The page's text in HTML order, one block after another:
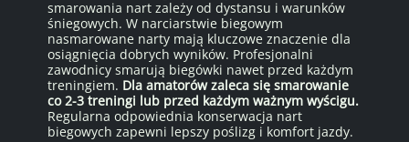
smarowania nart zależy od dystansu i warunków
śniegowych. W narciarstwie biegowym
nasmarowane narty mają kluczowe znaczenie dla
osiągnięcia dobrych wyników. Profesjonalni
zawodnicy smarują biegówki nawet przed każdym
treningiem. Dla amatorów zaleca się smarowanie
co 2-3 treningi lub przed każdym ważnym wyścigu.
Regularna odpowiednia konserwacja nart
biegowych zapewni lepszy poślizg i komfort jazdy.